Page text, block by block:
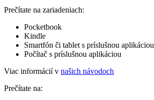
Prečítate na zariadeniach:
Pocketbook
Kindle
Smartfón či tablet s príslušnou aplikáciou
Počítač s príslušnou aplikáciou
Viac informácií v našich návodoch
Prečítate na: